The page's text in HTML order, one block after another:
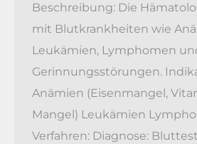
Beschreibung: Die
mit Blutkrankheiten wie
Leukämien, Lymphomen
Gerinnungsstörungen.
Anämien (Eisenmangel,
Mangel) Leukämien
Verfahren: Diagnose: